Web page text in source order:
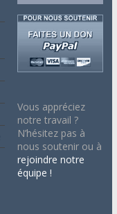
Vous appréciez
notre travail ?
N’hésitez pas à
nous soutenir ou à
rejoindre notre
équipe !